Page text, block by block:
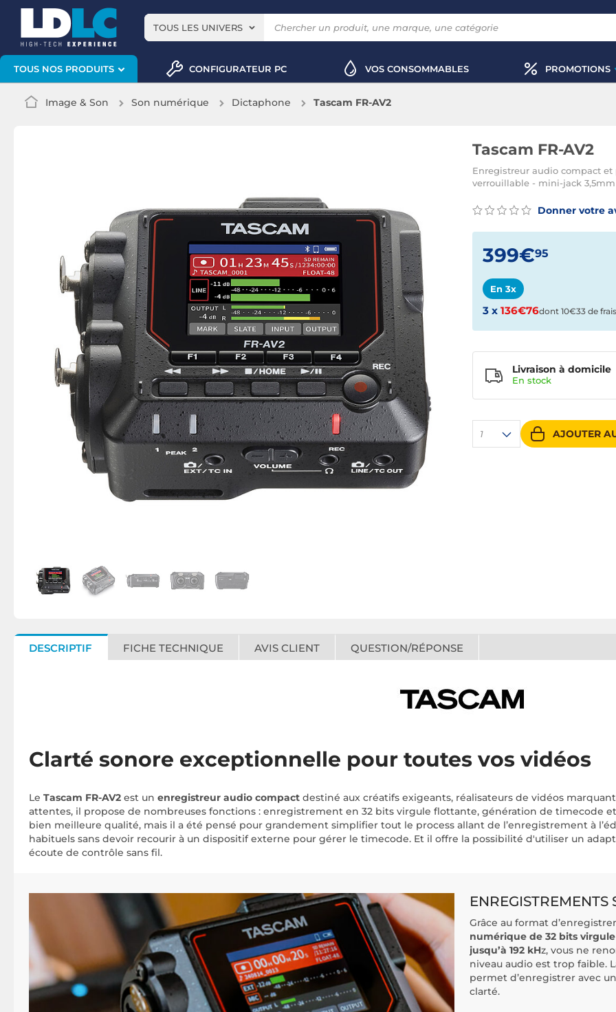
TOUS LES UNIVERS
TOUS NOS PRODUITS CONFIGURATEUR PC VOS CONSOMMABLES PROMOTIONS
Image & Son Son numérique Dictaphone Tascam FR-AV2
Tascam FR-AV2
Enregistreur audio compact et
verrouillable - mini-jack 3,5mm
Donner votre
399€95
En 3x
3 x 136€76dont 10€33 de frais
1 AJOUTER
Livraison à domicile
En stock
DESCRIPTIF FICHE TECHNIQUE AVIS CLIENT QUESTION/RÉPONSE
Clarté sonore exceptionnelle pour toutes vos vidéos
Le Tascam FR-AV2 est un enregistreur audio compact destiné aux créatifs exigeants, réalisateurs de vidéos
attentes, il propose de nombreuses fonctions : enregistrement en 32 bits virgule flottante, génération de timecode
bien meilleure qualité, mais il a été pensé pour grandement simplifier tout le process allant de l’enregistrement à
habituels sans devoir recourir à un dispositif externe pour gérer le timecode. Et il offre la possibilité d'utiliser un
écoute de contrôle sans fil.
ENREGISTREMENTS
Grâce au format
numérique de 32 bits
jusqu’à 192 kHz, vous ne
niveau audio est trop faible.
permet d’enregistrer avec
clarté.